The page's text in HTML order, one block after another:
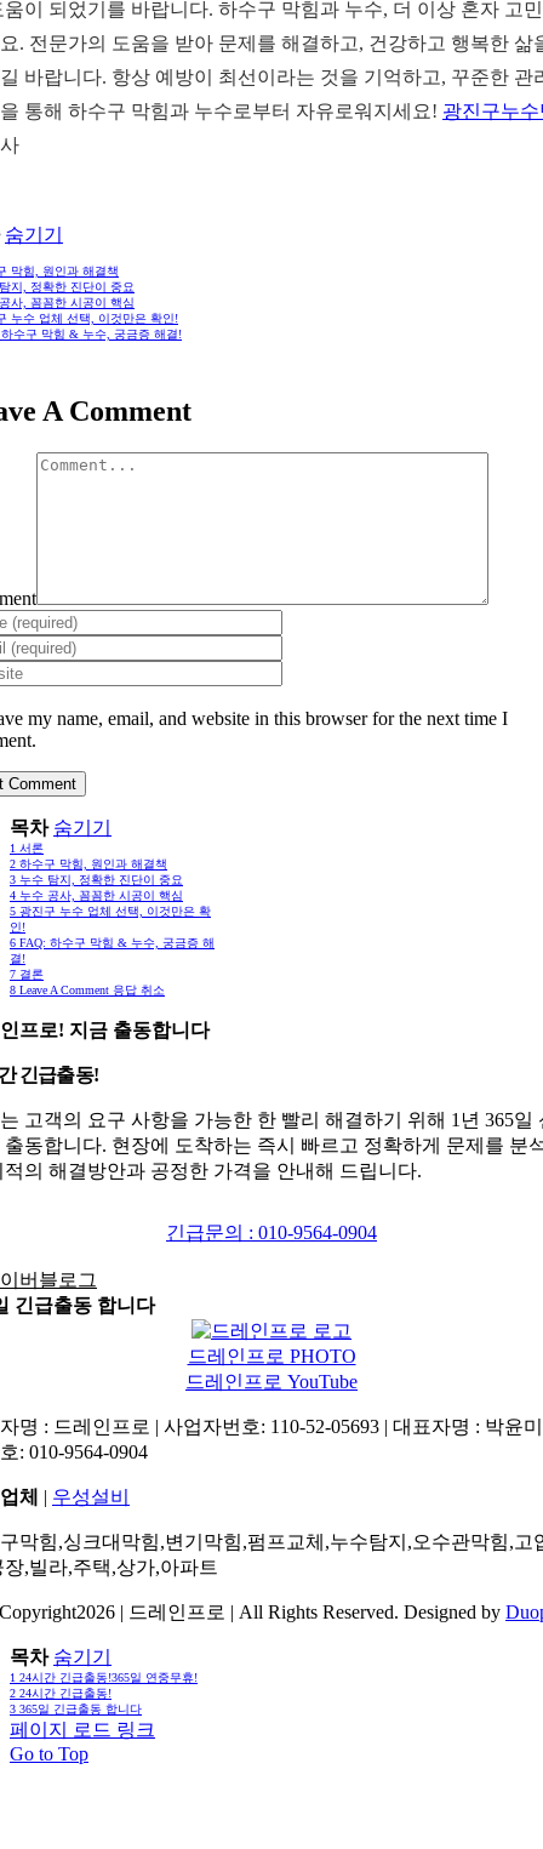
움이 되었기를 바랍니다. 하수구 막힘과 누수, 더 이상 혼자 고
. 전문가의 도움을 받아 문제를 해결하고, 건강하고 행복한 삶
바랍니다. 항상 예방이 최선이라는 것을 기억하고, 꾸준한 관
통해 하수구 막힘과 누수로부터 자유로워지세요! 광진구누
숨기기
막힘, 원인과 해결책
지, 정확한 진단이 중요
사, 꼼꼼한 시공이 핵심
누수 업체 선택, 이것만은 확인!
하수구 막힘 & 누수, 궁금증 해결!
A Comment
my name, email, and website in this browser for the next time I
목차 숨기기
1 서론
2 하수구 막힘, 원인과 해결책
3 누수 탐지, 정확한 진단이 중요
4 누수 공사, 꼼꼼한 시공이 핵심
5 광진구 누수 업체 선택, 이것만은 확
인!
6 FAQ: 하수구 막힘 & 누수, 궁금증 해
결!
7 결론
8 Leave A Comment 응답 취소
프로! 지금 출동합니다
긴급출동!
고객의 요구 사항을 가능한 한 빨리 해결하기 위해 1년 365일
출동합니다. 현장에 도착하는 즉시 빠르고 정확하게 문제를 분
적의 해결방안과 공정한 가격을 안내해 드립니다.
긴급문의 : 010-9564-0904
긴급출동 합니다
드레인프로 PHOTO
드레인프로 YouTube
명 : 드레인프로 | 사업자번호: 110-52-05693 | 대표자명 : 박윤
: 010-9564-0904
체 | 우성설비
막힘,싱크대막힘,변기막힘,펌프교체,누수탐지,오수관막힘,고
장,빌라,주택,상가,아파트
| 드레인프로 | All Rights Reserved. Designed by
목차 숨기기
1 24시간 긴급출동!365일 연중무휴!
2 24시간 긴급출동!
3 365일 긴급출동 합니다
페이지 로드 링크
Go to Top